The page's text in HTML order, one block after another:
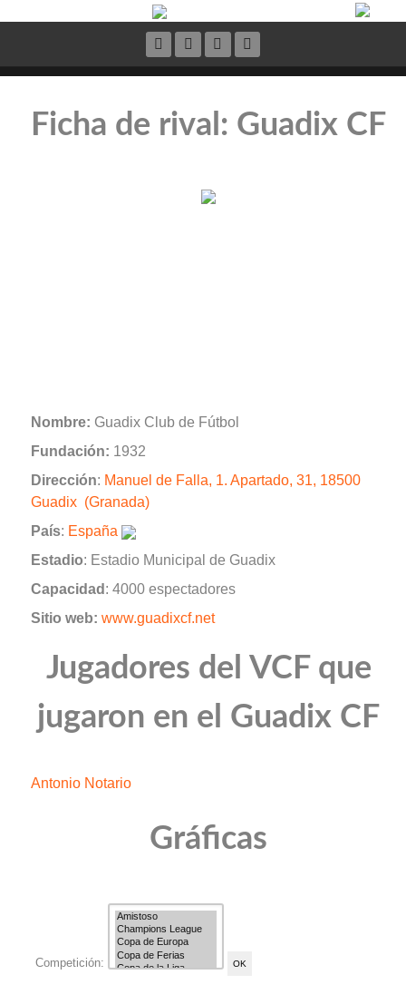
Ficha de rival: Guadix CF
Nombre: Guadix Club de Fútbol
Fundación: 1932
Dirección: Manuel de Falla, 1. Apartado, 31, 18500
Guadix (Granada)
País: España
Estadio: Estadio Municipal de Guadix
Capacidad : 4000 espectadores
Sitio web: www.guadixcf.net
Jugadores del VCF que
jugaron en el Guadix CF
Antonio Notario
Gráficas
Competición: